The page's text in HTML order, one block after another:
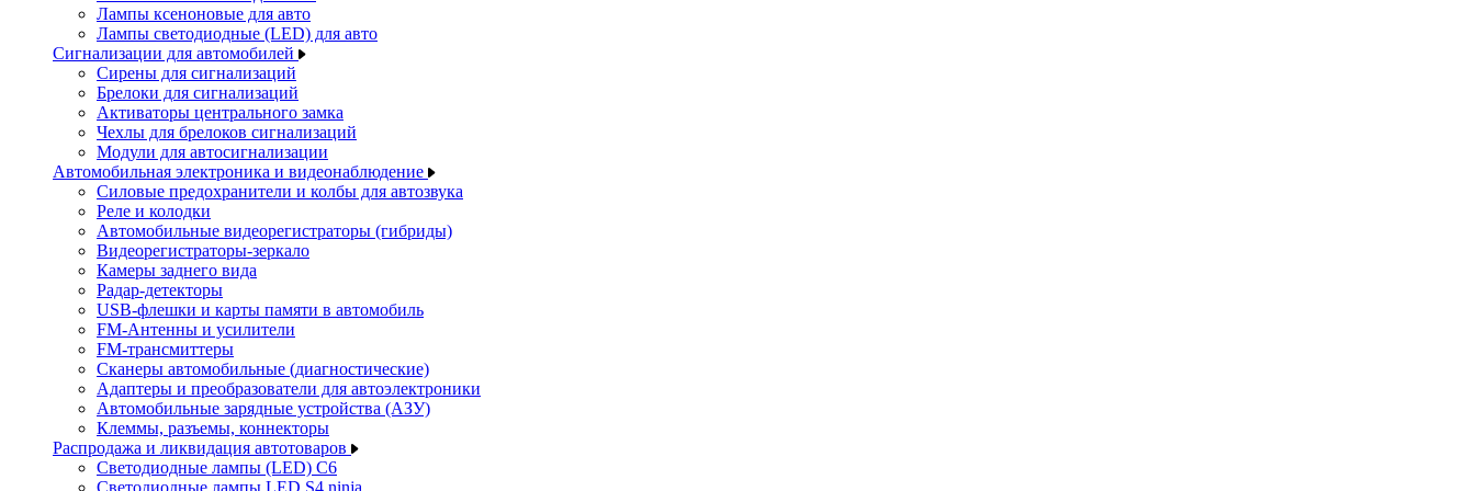
Лампы ксеноновые для авто
Лампы светодиодные (LED) для авто
Сигнализации для автомобилей
Сирены для сигнализаций
Брелоки для сигнализаций
Активаторы центрального замка
Чехлы для брелоков сигнализаций
Модули для автосигнализации
Автомобильная электроника и видеонаблюдение
Силовые предохранители и колбы для автозвука
Реле и колодки
Автомобильные видеорегистраторы (гибриды)
Видеорегистраторы-зеркало
Камеры заднего вида
Радар-детекторы
USB-флешки и карты памяти в автомобиль
FM-Антенны и усилители
FM-трансмиттеры
Сканеры автомобильные (диагностические)
Адаптеры и преобразователи для автоэлектроники
Автомобильные зарядные устройства (АЗУ)
Клеммы, разъемы, коннекторы
Распродажа и ликвидация автотоваров
Светодиодные лампы (LED) C6
Светодиодные лампы LED S4 ninja